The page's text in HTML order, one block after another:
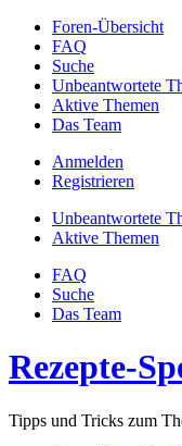
Foren-Übersicht
FAQ
Suche
Unbeantwortete
Aktive Themen
Das Team
Anmelden
Registrieren
Unbeantwortete
Aktive Themen
FAQ
Suche
Das Team
Rezepte-
Tipps und Tricks zum